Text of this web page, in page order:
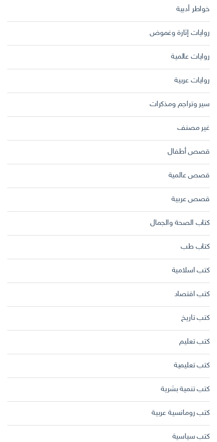
خواطر أدبية
روايات إثارة وغموض
روايات عالمية
روايات عربية
سير وتراجم ومذكرات
غير مصنف
قصص أطفال
قصص عالمية
قصص عربية
كتاب الصحة والجمال
كتاب طب
كتب اسلامية
كتب اقتصاد
كتب تاريخ
كتب تعليم
كتب تعليمية
كتب تنمية بشرية
كتب رومانسية عربية
كتب سياسية